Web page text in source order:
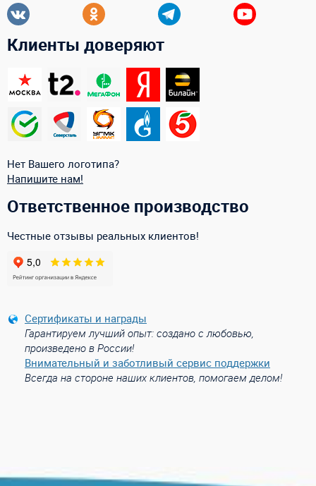
Клиенты доверяют
Нет Вашего логотипа?
Напишите нам!
Ответственное производство
Честные отзывы реальных клиентов!
Сертификаты и награды
Гарантируем лучший опыт: создано с любовью,
произведено в России!
Внимательный и заботливый сервис поддержки
Всегда на стороне наших клиентов, помогаем делом!